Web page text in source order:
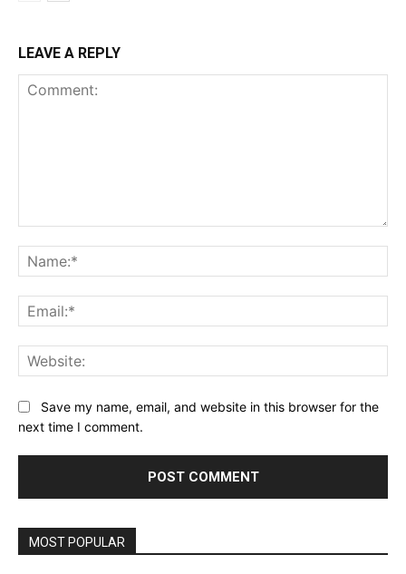
LEAVE A REPLY
Save my name, email, and website in this browser for the
next time I comment.
MOST POPULAR